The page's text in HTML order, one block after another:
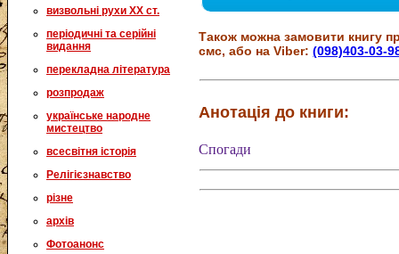
визвольні рухи XX ст.
періодичні та серійні
видання
перекладна література
розпродаж
українське народне
мистецтво
всесвітня історія
Релігієзнавство
різне
архів
Фотоанонс
Також можна замовити книгу
смс, або на Viber:(098)403-03-
Анотація до книги:
Спогади